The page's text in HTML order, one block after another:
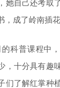
她自己还考取
，成了岭南插花
科普课程中
，十分具有趣
们了解红掌种